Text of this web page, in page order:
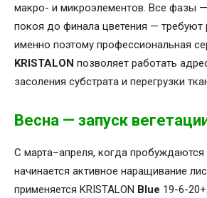
макро- и микроэлементов. Все фазы
покоя до финала цветения —
именно поэтому профессиональная
KRISTALON позволяет работать
засоления субстрата и перегрузки
Весна — запуск
С марта–апреля, когда
начинается активное наращивание
применяется KRISTALON Blue 19-6-